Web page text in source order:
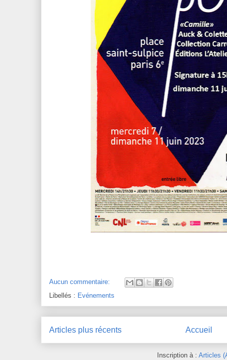
Aucun commentaire:
Libellés : Evénements
Articles plus récents Accueil
Inscription à :Articles